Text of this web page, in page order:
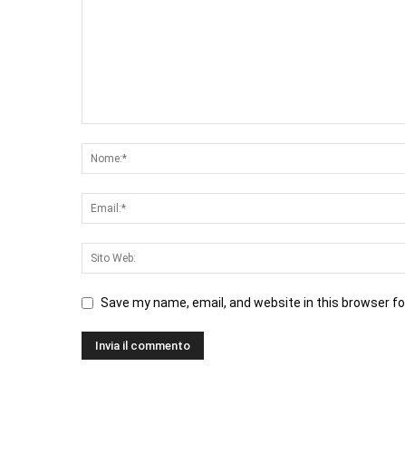
Save my name, email, and website in this browser